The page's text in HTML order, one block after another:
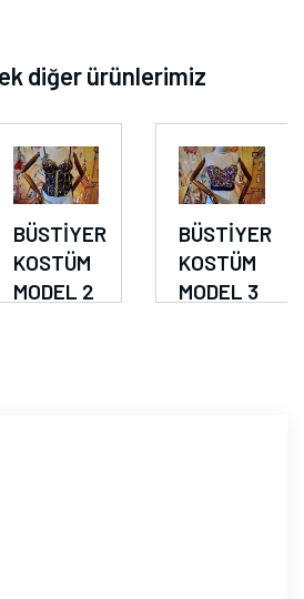
diğer ürünlerimiz
BÜSTİYER
KOSTÜM
MODEL 2
BÜSTİYER
KOSTÜM
MODEL 3